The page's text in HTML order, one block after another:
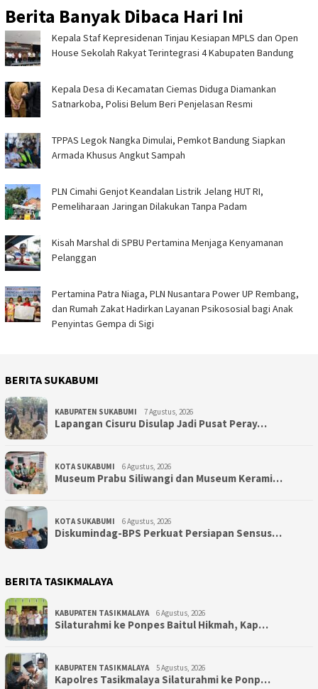
Berita Banyak Dibaca Hari Ini
Kepala Staf Kepresidenan Tinjau Kesiapan MPLS dan Open
House Sekolah Rakyat Terintegrasi 4 Kabupaten Bandung
Kepala Desa di Kecamatan Ciemas Diduga Diamankan
Satnarkoba, Polisi Belum Beri Penjelasan Resmi
TPPAS Legok Nangka Dimulai, Pemkot Bandung Siapkan
Armada Khusus Angkut Sampah
PLN Cimahi Genjot Keandalan Listrik Jelang HUT RI,
Pemeliharaan Jaringan Dilakukan Tanpa Padam
Kisah Marshal di SPBU Pertamina Menjaga Kenyamanan
Pelanggan
Pertamina Patra Niaga, PLN Nusantara Power UP Rembang,
dan Rumah Zakat Hadirkan Layanan Psikososial bagi Anak
Penyintas Gempa di Sigi
BERITA SUKABUMI
KABUPATEN SUKABUMI 7 Agustus, 2026
Lapangan Cisuru Disulap Jadi Pusat Peray…
KOTA SUKABUMI 6 Agustus, 2026
Museum Prabu Siliwangi dan Museum Kerami…
KOTA SUKABUMI 6 Agustus, 2026
Diskumindag-BPS Perkuat Persiapan Sensus…
BERITA TASIKMALAYA
KABUPATEN TASIKMALAYA 6 Agustus, 2026
Silaturahmi ke Ponpes Baitul Hikmah, Kap…
KABUPATEN TASIKMALAYA 5 Agustus, 2026
Kapolres Tasikmalaya Silaturahmi ke Ponp…